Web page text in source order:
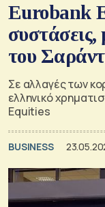
Eurobank
του
Σε αλλαγές των
ελληνικό
Equities
BUSINESS